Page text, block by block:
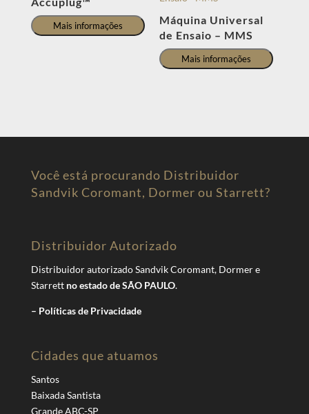
Mais informações
Máquina Universal
de Ensaio – MMS
Mais informações
Você está procurando Distribuidor
Sandvik Coromant, Dormer ou Starrett?
Distribuidor Autorizado
Distribuidor autorizado Sandvik Coromant, Dormer e
Starrett no estado de SÃO PAULO.
– Políticas de Privacidade
Cidades que atuamos
Santos
Baixada Santista
Grande ABC-SP